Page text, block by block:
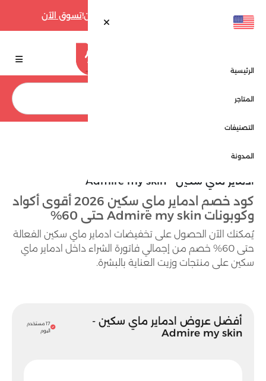
تسوق الآن
الرئيسية
المتاجر
التصنيفات
المدونة
ادماير ماي سكين - Admire my skin
كود خصم ادماير ماي سكين 2026 أقوى أكواد
وكوبونات Admire my skin حتى 60%
يُمكنك الآن الحصول على تخفيضات ادماير ماي سكين الفعالة
حتى 60% خصم من إجمالي فاتورة الشراء داخل ادماير ماي
سكين على منتجات وزيت العناية بالبشرة.
أفضل عروض ادماير ماي سكين -
Admire my skin
17 مستخدم
اليوم